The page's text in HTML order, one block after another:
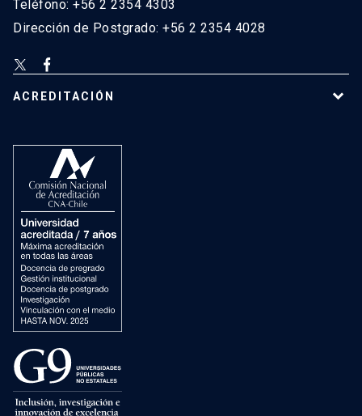
Teléfono: +56 2 2354 4303
Dirección de Postgrado: +56 2 2354 4028
ACREDITACIÓN